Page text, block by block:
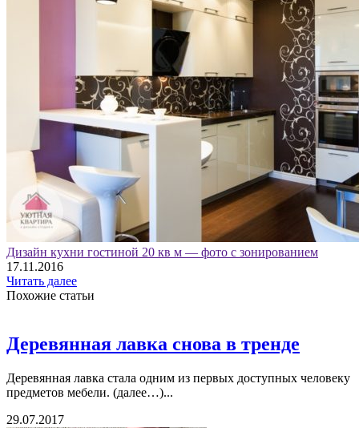
Дизайн кухни гостиной 20 кв м — фото с зонированием
17.11.2016
Читать далее
Похожие статьи
Деревянная лавка снова в тренде
Деревянная лавка стала одним из первых доступных человеку
предметов мебели. (далее…)...
29.07.2017